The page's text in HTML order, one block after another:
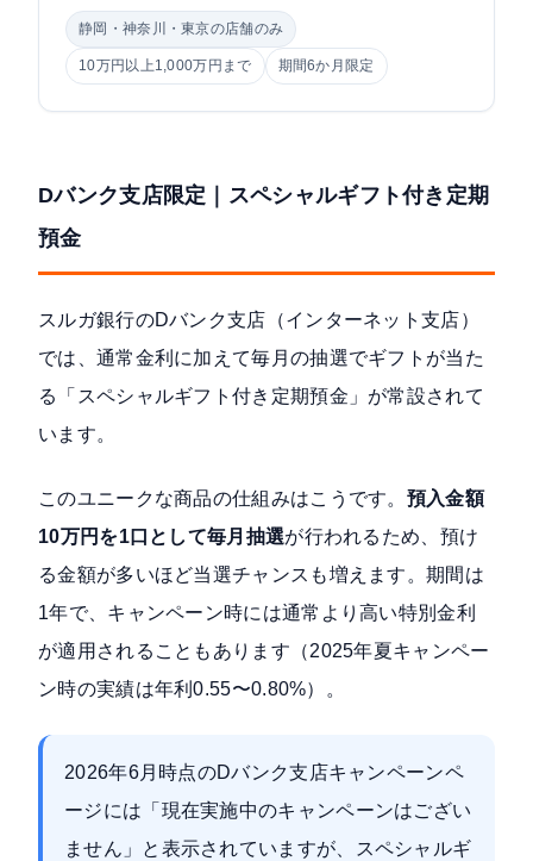
静岡・神奈川・東京の店舗のみ
10万円以上1,000万円まで 期間6か月限定
Dバンク支店限定｜スペシャルギフト付き定期
預金
スルガ銀行のDバンク支店 （インターネット支店）
では、通常金利に加えて毎月の抽選でギフトが当た
る「スペシャルギフト付き定期預金」が常設されて
います。
このユニークな商品の仕組みはこうです。 預入金額
10万円を1口として毎月抽選が行われるため、預け
る金額が多いほど当選チャンスも増えます。期間は
1年で、キャンペーン時には通常より高い特別金利
が適用されることもあります（2025年夏キャンペー
ン時の実績は年利0.55〜0.80%）。
2026年6月時点のDバンク支店キャンペーンペ
ージには「現在実施中のキャンペーンはござい
ません」と表示されていますが、スペシャルギ